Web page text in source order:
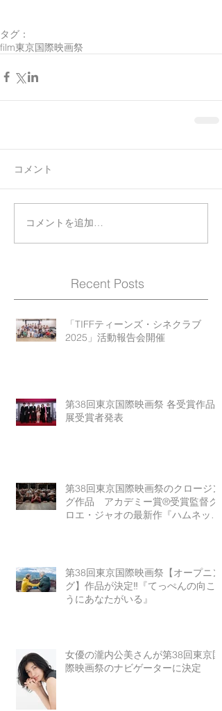
タグ：
film東京国際映画祭
コメント
コメントを追加…
Recent Posts
「TIFFティーンズ・シネクラブ
2025」活動報告会開催
第38回東京国際映画祭 各受賞作品
展受賞者発表
第38回東京国際映画祭のクロージン
グ作品 アカデミー賞®受賞監督ク
ロエ・ジャオの最新作『ハムネッ
第38回東京国際映画祭【オープニン
グ】作品が決定‼『てっぺんの向こ
うにあなたがいる』
女優の瀧内公美さんが第38回東京国
際映画祭のナビゲーターに決定